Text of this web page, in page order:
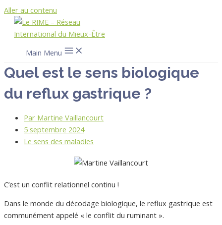
Aller au contenu
Main Menu
Quel est le sens biologique
du reflux gastrique ?
Par Martine Vaillancourt
5 septembre 2024
Le sens des maladies
C’est un conflit relationnel continu !
Dans le monde du décodage biologique, le reflux gastrique est
communément appelé « le conflit du ruminant ».